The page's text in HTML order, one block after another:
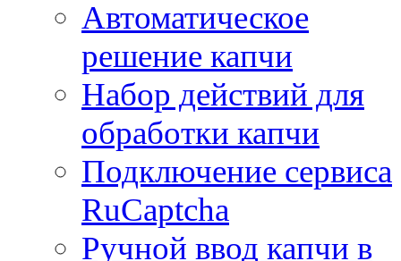
Автоматическое
решение капчи
Набор действий для
обработки капчи
Подключение сервиса
RuCaptcha
Ручной ввод капчи в